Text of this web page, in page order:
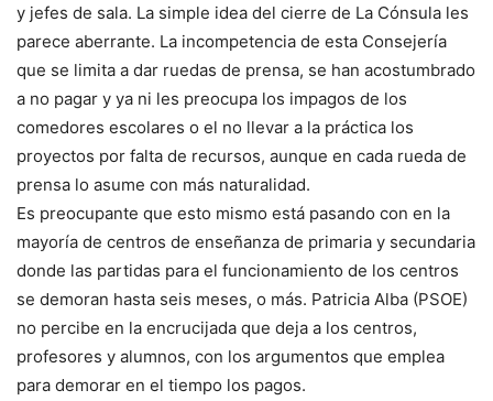
y jefes de sala. La simple idea del cierre de La Cónsula les
parece aberrante. La incompetencia de esta Consejería
que se limita a dar ruedas de prensa, se han acostumbrado
a no pagar y ya ni les preocupa los impagos de los
comedores escolares o el no llevar a la práctica los
proyectos por falta de recursos, aunque en cada rueda de
prensa lo asume con más naturalidad.
Es preocupante que esto mismo está pasando con en la
mayoría de centros de enseñanza de primaria y secundaria
donde las partidas para el funcionamiento de los centros
se demoran hasta seis meses, o más. Patricia Alba (PSOE)
no percibe en la encrucijada que deja a los centros,
profesores y alumnos, con los argumentos que emplea
para demorar en el tiempo los pagos.